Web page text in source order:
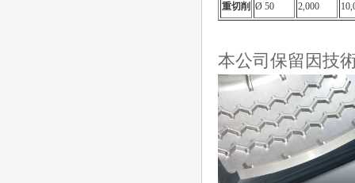
重切削 Ø 50 2,000
本公司保留因技